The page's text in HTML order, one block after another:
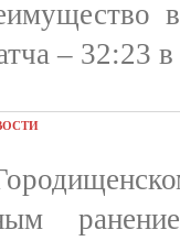
– 32:23